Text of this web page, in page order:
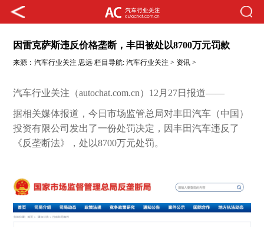
因雷克萨斯违反价格垄断，丰田被处以8700万元罚款
来源：汽车行业关注 思远 栏目导航:汽车行业关注 > 资讯 >
汽车行业关注（autochat.com.cn）12月27日报道——
据相关媒体报道，今日市场监管总局对丰田汽车（中国）
投资有限公司发出了一份处罚决定，因丰田汽车违反了
《反垄断法》，处以8700万元处罚。